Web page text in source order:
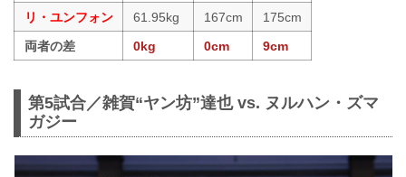
リ・ユンフォン
61.95kg 167cm
175cm
両者の差
0kg 0cm 9cm
第5試合／雑賀“ヤン坊”達也 vs. ヌルハン・ズマ
ガジー